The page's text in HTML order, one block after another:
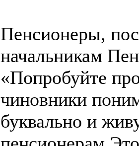
Пенсионеры,
начальникам
«Попробуйте
чиновники
буквально и